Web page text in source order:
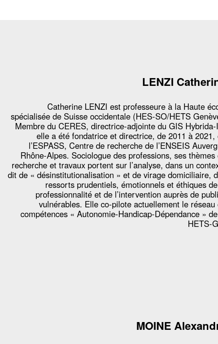
LENZI
Catherine LENZI est professeure à la Haute
spécialisée de Suisse occidentale (HES-SO/HETS
Membre du CERES, directrice-adjointe du GIS
elle a été fondatrice et directrice, de 2011 à 2021,
l’ESPASS, Centre de recherche de l’ENSEIS
Rhône-Alpes. Sociologue des professions, ses thèmes
recherche et travaux portent sur l’analyse, dans un
dit de « désinstitutionalisation » et de virage domiciliaire,
ressorts prudentiels, émotionnels et éthiques
professionnalité et de l’intervention auprès de
vulnérables. Elle co-pilote actuellement le réseau
compétences « Autonomie-Handicap-Dépendance »
HETS-
MOINE